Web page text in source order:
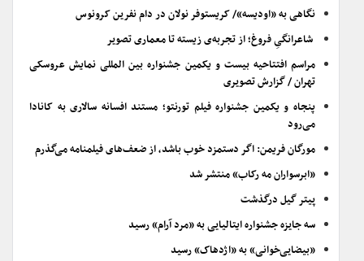
نگاهی به «اودیسه»/ کریستوفر نولان در دام نفرین کرونوس
شاعرانگیِ فروغ؛ از تجربه‌ی زیسته تا معماری تصویر
مراسم افتتاحیه بیست و یکمین جشنواره بین المللی نمایش عروسکی
تهران / گزارش تصویری
پنجاه و یکمین جشنواره فیلم تورنتو؛ مستند افسانه سالاری به کانادا
می‌رود
مورگان فریمن: اگر دستمزد خوب باشد، از ضعف‌های فیلمنامه می‌گذرم
«ابرسواران مه رکاب» منتشر شد
پیتر گیل درگذشت
سه جایزه جشنواره ایتالیایی به «مرد آرام» رسید
«بیضایی‌خوانی» به «اژدهاک» رسید